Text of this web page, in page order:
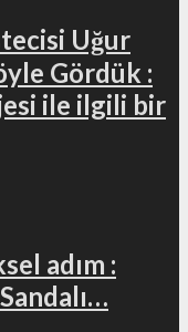
Uğur
Gördük :
ile ilgili bir
adım :